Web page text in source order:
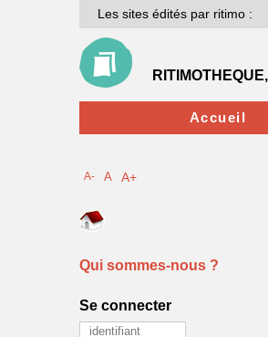
Les sites édités par ritimo :
Accueil
A- A A+
Qui sommes-nous ?
Se connecter